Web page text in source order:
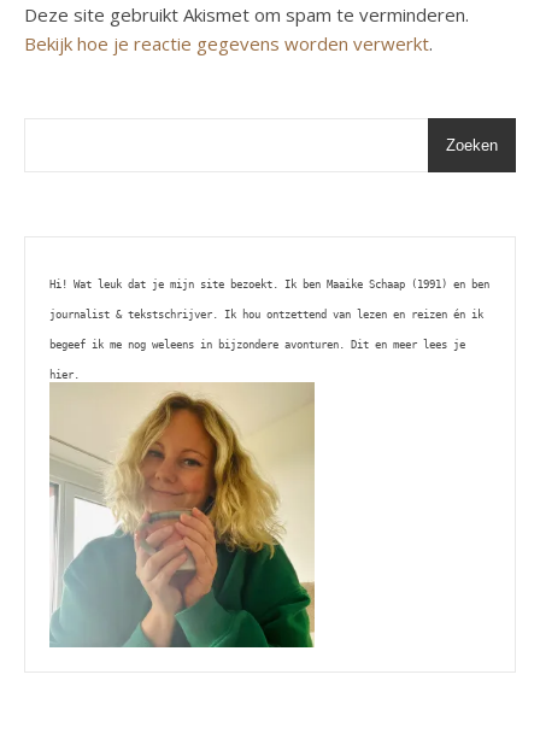
Deze site gebruikt Akismet om spam te verminderen.
Bekijk hoe je reactie gegevens worden verwerkt.
Zoeken
Hi! Wat leuk dat je mijn site bezoekt. Ik ben Maaike Schaap (1991) en ben
journalist & tekstschrijver. Ik hou ontzettend van lezen en reizen én ik
begeef ik me nog weleens in bijzondere avonturen. Dit en meer lees je
hier.